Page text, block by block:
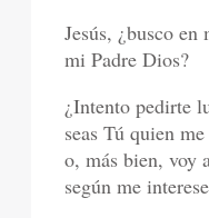
Jesús, ¿busco
mi Padre Dios?
¿Intento pedirte
seas Tú quien
o, más bien, voy
según me